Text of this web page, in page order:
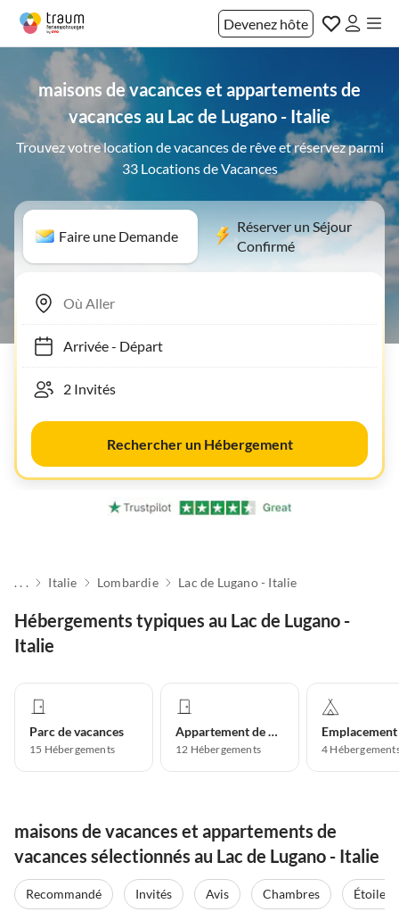
Devenez hôte
maisons de vacances et appartements de
vacances au Lac de Lugano - Italie
Trouvez votre location de vacances de rêve et réservez parmi
33 Locations de Vacances
Faire une Demande
Réserver un Séjour
Confirmé
Arrivée- Départ
Rechercher un Hébergement
. . . Italie Lombardie Lac de Lugano - Italie
Hébergements typiques au Lac de Lugano -
Italie
Parc de vacances
15 Hébergements
Appartement de vacances
12 Hébergements 4
maisons de vacances et appartements de
vacances sélectionnés au Lac de Lugano - Italie
Recommandé Invités Avis Chambres Étoiles
Meilleure